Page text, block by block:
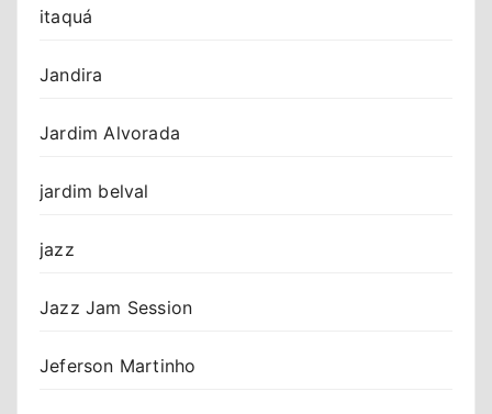
itaquá
Jandira
Jardim Alvorada
jardim belval
jazz
Jazz Jam Session
Jeferson Martinho